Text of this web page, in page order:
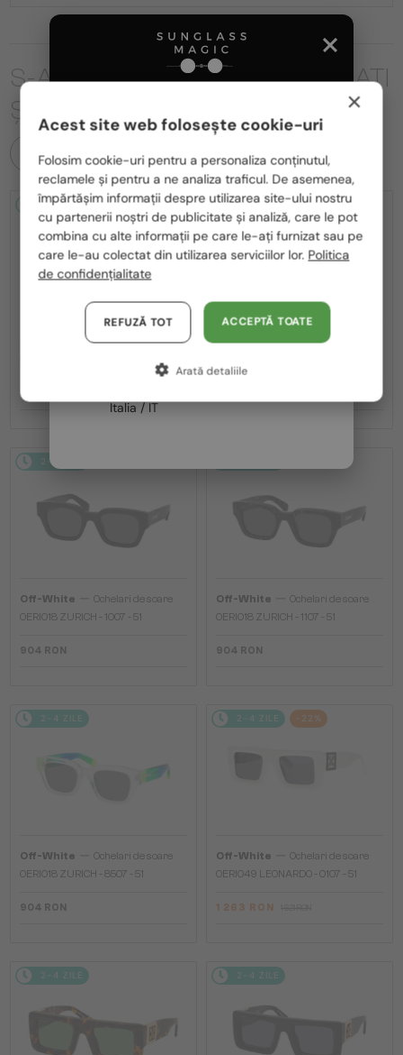
S-AR PUTEA SĂ FIȚI INTERESAȚI
ȘI DE
TOATE PRODUSELE
2-4 ZILE
—Ochelari de soare
1 047 RON
2-4 ZILE
Off-White—Ochelari de soare
2-4 ZILE
Off-White
Ochelari de soare
OERI018 ZURICH - 1007 - 51
904 RON
Off-White
Ochelari de soare
OERI018 ZURICH - 1107 - 51
904 RON
2-4 ZILE
Off-White
Ochelari de soare
OERI018 ZURICH - 8507 - 51
904 RON
2-4 ZILE -22%
Off-White
Ochelari de soare
OERI049 LEONARDO - 0107 - 51
1 263 RON
2-4 ZILE 2-4 ZILE
România / RO
Polska / PL
Magyarország / HU
United Arab Emirates / EN
Austria / AT
Germania / DE
Franța / FR
Italia / IT
×
Acest site web folosește cookie-uri
Folosim cookie-uri pentru a personaliza conținutul,
reclamele și pentru a ne analiza traficul. De asemenea,
împărtășim informații despre utilizarea site-ului nostru
cu partenerii noștri de publicitate și analiză, care le pot
combina cu alte informații pe care le-ați furnizat sau pe
care le-au colectat din utilizarea serviciilor lor. Politica
de confidențialitate
ACCEPTĂ TOATE
REFUZĂ TOT
Arată detaliile